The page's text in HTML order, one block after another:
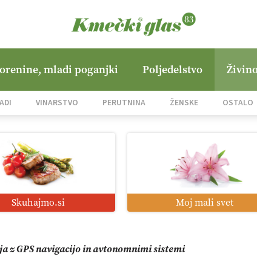
mladi poganjki Poljedelstvo
VINARSTVO PERUTNINA ŽENSKE OSTALO
Skuhajmo.si Moj mali svet
Hills
satelita do prašičjega korita
z GPS navigacijo in avtonomnimi sistemi
družini Bregar po uničujočem požaru